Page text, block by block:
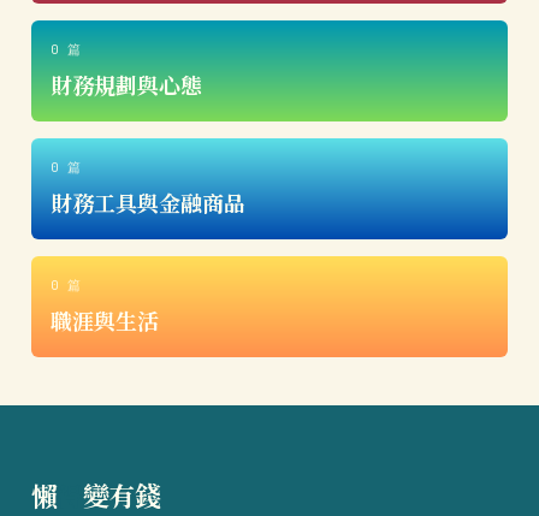
0 篇
財務規劃與心態
0 篇
財務工具與金融商品
0 篇
職涯與生活
懶得 變有錢